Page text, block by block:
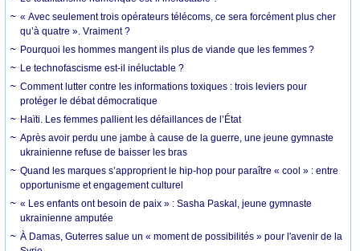
« Avec seulement trois opérateurs télécoms, ce sera forcément plus cher
qu’à quatre ». Vraiment ?
Pourquoi les hommes mangent ils plus de viande que les femmes ?
Le technofascisme est-il inéluctable ?
Comment lutter contre les informations toxiques : trois leviers pour
protéger le débat démocratique
Haïti. Les femmes pallient les défaillances de l’État
Après avoir perdu une jambe à cause de la guerre, une jeune gymnaste
ukrainienne refuse de baisser les bras
Quand les marques s’approprient le hip-hop pour paraître « cool » : entre
opportunisme et engagement culturel
« Les enfants ont besoin de paix » : Sasha Paskal, jeune gymnaste
ukrainienne amputée
À Damas, Guterres salue un « moment de possibilités » pour l'avenir de la